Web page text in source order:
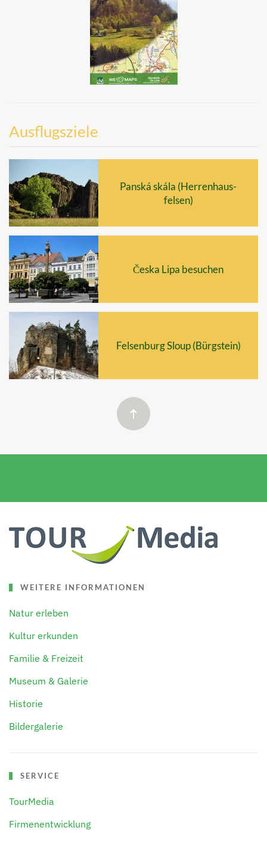
Ausflugsziele
Panská skála (Herrenhaus-
felsen)
Česka Lipa besuchen
Felsenburg Sloup (Bürgstein)
WEITERE INFORMATIONEN
Natur erleben
Kultur erkunden
Familie & Freizeit
Museum & Galerie
Historie
Bildergalerie
SERVICE
TourMedia
Firmenentwicklung